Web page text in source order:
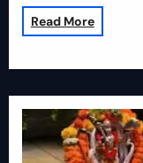
Read More